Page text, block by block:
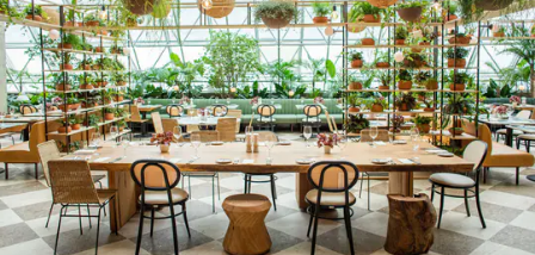
THE CANNERY
The Cannery以罐头工厂为灵感，快速提供高品质罐装饮
品，是您在比赛或活动开始前轻松享用的理想之选。
探索